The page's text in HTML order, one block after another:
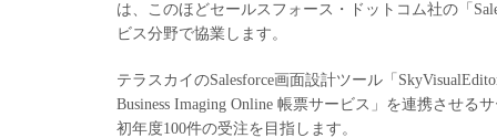
は、このほどセールスフォース・ドットコム社の「
ビス分野で協業します。
テラスカイのSalesforce画面設計ツール「
Business Imaging Online 帳票サービス」を連携させ
初年度100件の受注を目指します。